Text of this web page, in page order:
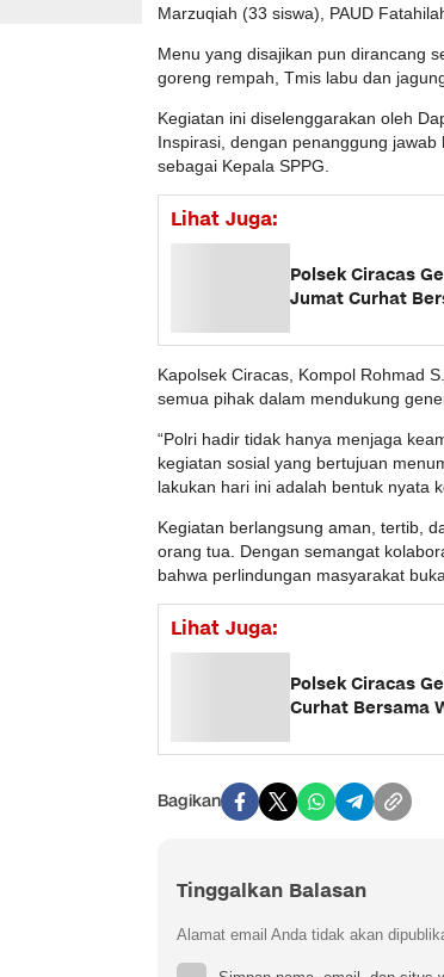
Marzuqiah (33 siswa), PAUD
Menu yang disajikan pun dirancang
goreng rempah, Tmis labu dan
Kegiatan ini diselenggarakan oleh
Inspirasi, dengan penanggung
sebagai Kepala SPPG.
Lihat Juga:
Polsek Ciracas
Jumat Curhat
Kapolsek Ciracas, Kompol Rohmad
semua pihak dalam mendukung
“Polri hadir tidak hanya menjaga
kegiatan sosial yang bertujuan
lakukan hari ini adalah bentuk nyata
Kegiatan berlangsung aman, tertib,
orang tua. Dengan semangat
bahwa perlindungan masyarakat
Lihat Juga:
Polsek Ciracas
Curhat Bersama
Bagikan
Tinggalkan Balasan
Alamat email Anda tidak akan